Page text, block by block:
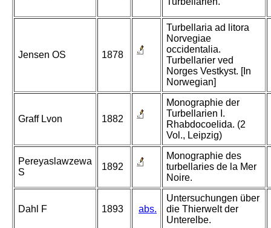
Jensen OS 1878
Turbellaria ad litora
Norvegiae
occidentalia.
Turbellarier ved
Norges Vestkyst. [In
Norwegian]
Graff Lvon 1882
Monographie der
Turbellarien I.
Rhabdocoelida. (2
Vol., Leipzig)
Pereyaslawzewa
S
1892
Monographie des
turbellaries de la Mer
Noire.
Dahl F 1893 abs.
Untersuchungen über
die Thierwelt der
Unterelbe.